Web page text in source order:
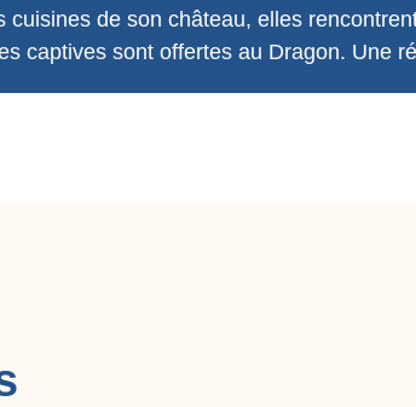
cuisines de son château, elles
captives sont offertes au Dragon. Une